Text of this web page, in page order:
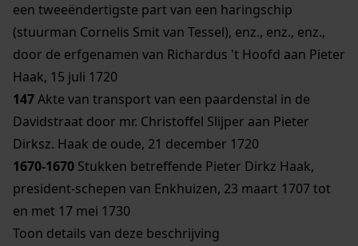
een tweeëndertigste part van een haringschip
(stuurman Cornelis Smit van Tessel), enz., enz., enz.,
door de erfgenamen van Richardus 't Hoofd aan Pieter
Haak, 15 juli 1720
147Akte van transport van een paardenstal in de
Davidstraat door mr. Christoffel Slijper aan Pieter
Dirksz. Haak de oude, 21 december 1720
1670-1670 Stukken betreffende Pieter Dirkz Haak,
president-schepen van Enkhuizen, 23 maart 1707 tot
en met 17 mei 1730
Toon details van deze beschrijving